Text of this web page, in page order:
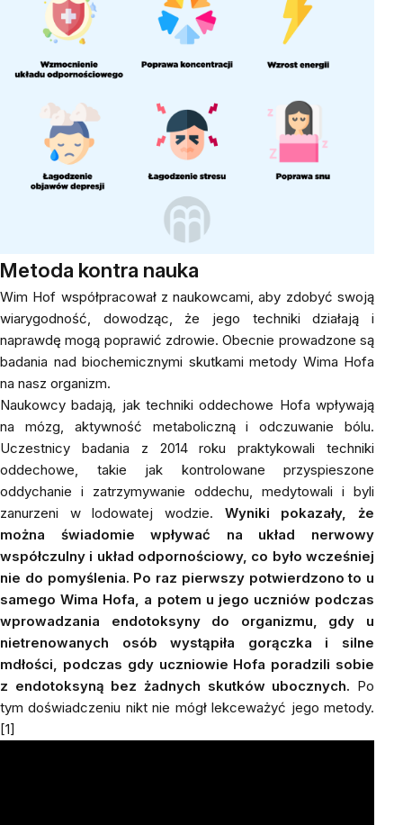
Metoda kontra nauka
Wim Hof współpracował z naukowcami, aby zdobyć swoją
wiarygodność, dowodząc, że jego techniki działają i
naprawdę mogą poprawić zdrowie. Obecnie prowadzone są
badania nad biochemicznymi skutkami metody Wima Hofa
na nasz organizm.
Naukowcy badają, jak techniki oddechowe Hofa wpływają
na mózg, aktywność metaboliczną i odczuwanie bólu.
Uczestnicy badania z 2014 roku praktykowali techniki
oddechowe, takie jak kontrolowane przyspieszone
oddychanie i zatrzymywanie oddechu, medytowali i byli
zanurzeni w lodowatej wodzie. Wyniki pokazały, że
można świadomie wpływać na układ nerwowy
współczulny i układ odpornościowy, co było wcześniej
nie do pomyślenia. Po raz pierwszy potwierdzono to u
samego Wima Hofa, a potem u jego uczniów podczas
wprowadzania endotoksyny do organizmu, gdy u
nietrenowanych osób wystąpiła gorączka i silne
mdłości, podczas gdy uczniowie Hofa poradzili sobie
z endotoksyną bez żadnych skutków ubocznych. Po
tym doświadczeniu nikt nie mógł lekceważyć jego metody.
[1]